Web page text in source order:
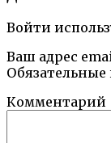
Войти
Ваш адрес
Комментарий